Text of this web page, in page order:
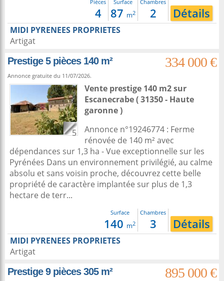
Pièces
4
Surface
87 m2
Chambres
2 Détails
MIDI PYRENEES PROPRIETES
Artigat
Prestige 5 pièces 140 m²
334 000 €
Annonce gratuite du 11/07/2026.
5
Vente prestige 140 m2sur
Escanecrabe( 31350 - Haute
garonne )
Annonce n°19246774 : Ferme
rénovée de 140 m² avec
dépendances sur 1,3 ha - Vue exceptionnelle sur les
Pyrénées Dans un environnement privilégié, au calme
absolu et sans voisin proche, découvrez cette belle
propriété de caractère implantée sur plus de 1,3
hectare de terr...
Surface
140 m2
Chambres
3 Détails
MIDI PYRENEES PROPRIETES
Artigat
Prestige 9 pièces 305 m²
895 000 €